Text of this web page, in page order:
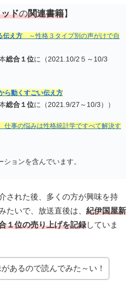
ドの関連書籍】
伝え方 ～性格３タイプ別の声がけで自
総合１位に（2021.10/2５～10/3
ら動くすごい伝え方
総合１位に（2021.9/27～10/3））
事の悩みは性格統計学ですべて解決す
ョンを含んでいます。
された後、多くの方が興味を持
たいで、放送直後は、 紀伊国屋新
１位の売り上げを記録していま
あるので読んでみた～い！